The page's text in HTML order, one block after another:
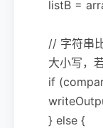
listB =
// 字符串
大小写，
if
} else {